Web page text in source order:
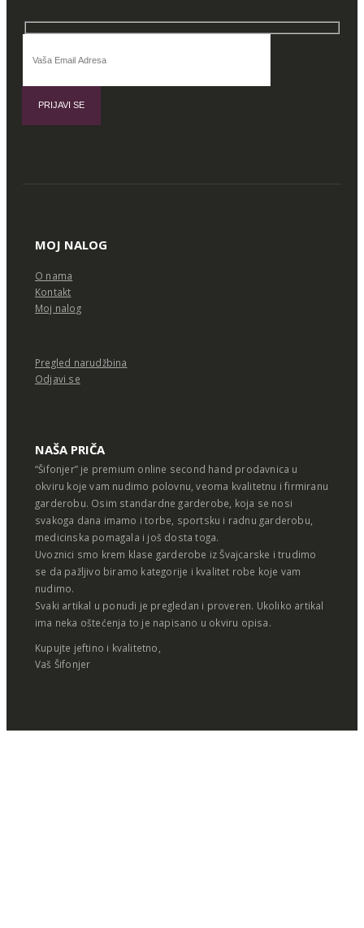
MOJ NALOG
O nama
Kontakt
Moj nalog
Pregled narudžbina
Odjavi se
NAŠA PRIČA
“Šifonjer” je premium online second hand prodavnica u
okviru koje vam nudimo polovnu, veoma kvalitetnu i firmiranu
garderobu. Osim standardne garderobe, koja se nosi
svakoga dana imamo i torbe, sportsku i radnu garderobu,
medicinska pomagala i još dosta toga.
Uvoznici smo krem klase garderobe iz Švajcarske i trudimo
se da pažljivo biramo kategorije i kvalitet robe koje vam
nudimo.
Svaki artikal u ponudi je pregledan i proveren. Ukoliko artikal
ima neka oštećenja to je napisano u okviru opisa.
Kupujte jeftino i kvalitetno,
Vaš Šifonjer